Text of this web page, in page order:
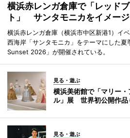
横浜赤レンガ倉庫で「レッド
ト」 サンタモニカをイメー
横浜赤レンガ倉庫（横浜市中区新港1）イ
西海岸「サンタモニカ」をテーマにした
Sunset 2026」が開催されている。
見る・遊ぶ
横浜美術館で「マリー
ル」展 世界初公開作品
見る・遊ぶ